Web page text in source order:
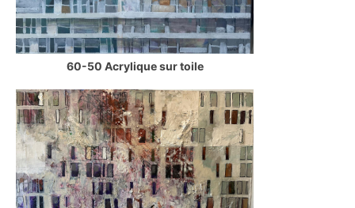
60-50 Acrylique sur toile